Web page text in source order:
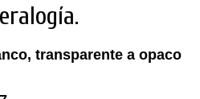
transparente a opaco